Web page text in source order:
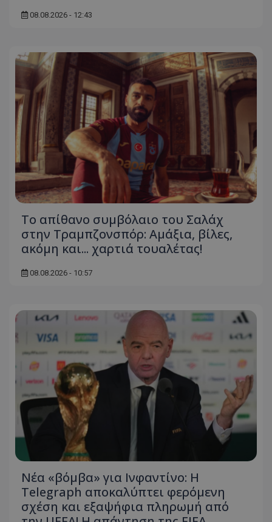
08.08.2026 - 12:43
Το απίθανο συμβόλαιο του Σαλάχ
στην Τραμπζονσπόρ: Αμάξια, βίλες,
ακόμη και... χαρτιά τουαλέτας!
08.08.2026 - 10:57
Νέα «βόμβα» για Ινφαντίνο: Η
Telegraph αποκαλύπτει φερόμενη
σχέση και εξαψήφια πληρωμή από